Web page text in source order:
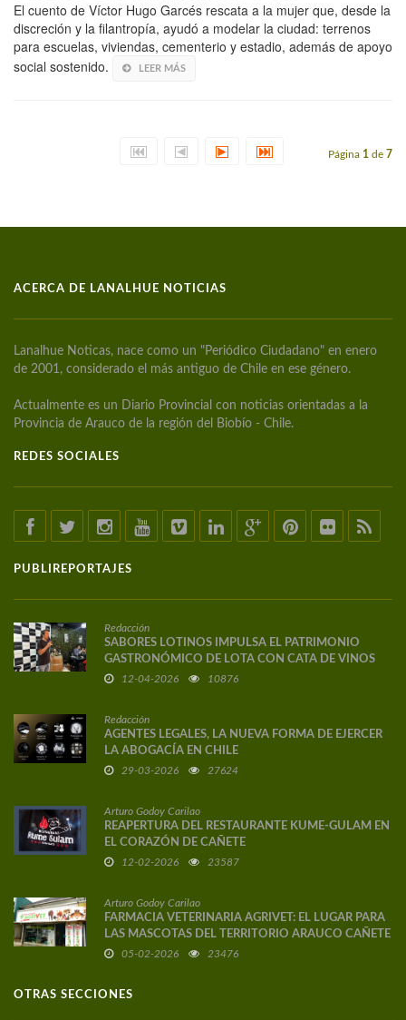
El cuento de Víctor Hugo Garcés rescata a la mujer que, desde la
discreción y la filantropía, ayudó a modelar la ciudad: terrenos
para escuelas, viviendas, cementerio y estadio, además de apoyo
social sostenido.
LEER MÁS
Página 1 de 7
ACERCA DE LANALHUE NOTICIAS
Lanalhue Noticas, nace como un "Periódico Ciudadano" en enero
de 2001, considerado el más antiguo de Chile en ese género.
Actualmente es un Diario Provincial con noticias orientadas a la
Provincia de Arauco de la región del Biobío - Chile.
REDES SOCIALES
PUBLIREPORTAJES
Redacción
SABORES LOTINOS IMPULSA EL PATRIMONIO
GASTRONÓMICO DE LOTA CON CATA DE VINOS
DE AUTOR
12-04-2026 10876
Redacción
AGENTES LEGALES, LA NUEVA FORMA DE EJERCER
LA ABOGACÍA EN CHILE
29-03-2026 27624
Arturo Godoy Carilao
REAPERTURA DEL RESTAURANTE KUME-GULAM EN
EL CORAZÓN DE CAÑETE
12-02-2026 23587
Arturo Godoy Carilao
FARMACIA VETERINARIA AGRIVET: EL LUGAR PARA
LAS MASCOTAS DEL TERRITORIO ARAUCO CAÑETE
05-02-2026 23476
OTRAS SECCIONES